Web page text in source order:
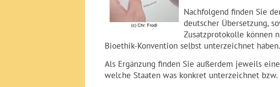
Nachfolgend finden Sie
deutscher Übersetzung,
Zusatzprotokolle können
Bioethik-Konvention selbst unterzeichnet haben.
Als Ergänzung finden Sie außerdem jeweils
welche Staaten was konkret unterzeichnet